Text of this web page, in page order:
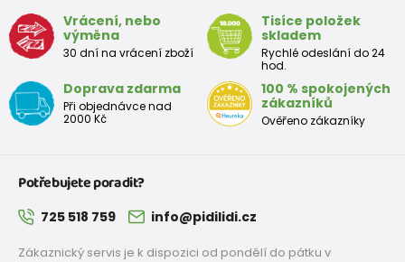
Vrácení, nebo
výměna
30 dní na vrácení zboží
Tisíce položek
skladem
Rychlé odeslání do 24
hod.
Doprava zdarma
Při objednávce nad
2000 Kč
100 % spokojených
zákazníků
Ověřeno zákazníky
Potřebujete poradit?
725 518 759 info@pidilidi.cz
Zákaznický servis je k dispozici od pondělí do pátku v